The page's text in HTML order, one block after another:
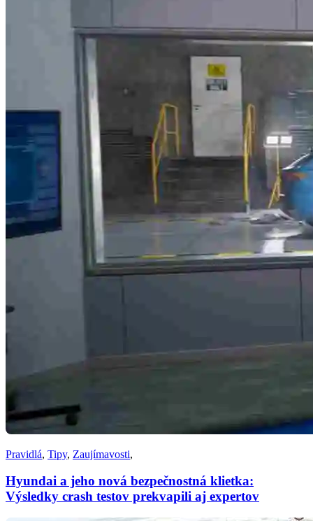
Pravidlá, Tipy, Zaujímavosti,
Hyundai a jeho nová bezpečnostná klietka:
Výsledky crash testov prekvapili aj expertov